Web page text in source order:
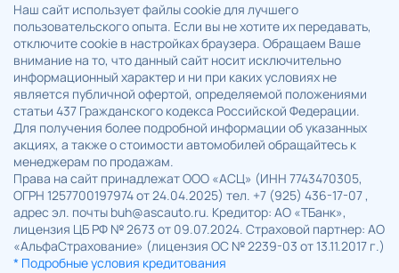
Наш сайт использует файлы cookie для лучшего
пользовательского опыта. Если вы не хотите их передавать,
отключите cookie в настройках браузера. Обращаем Ваше
внимание на то, что данный сайт носит исключительно
информационный характер и ни при каких условиях не
является публичной офертой, определяемой положениями
статьи 437 Гражданского кодекса Российской Федерации.
Для получения более подробной информации об указанных
акциях, а также о стоимости автомобилей обращайтесь к
менеджерам по продажам.
Права на сайт принадлежат ООО «АСЦ» (ИНН 7743470305,
ОГРН 1257700197974 от 24.04.2025) тел. +7 (925) 436-17-07 ,
адрес эл. почты buh@ascauto.ru. Кредитор: АО «ТБанк»,
лицензия ЦБ РФ № 2673 от 09.07.2024. Страховой партнер: АО
«АльфаСтрахование» (лицензия ОС № 2239-03 от 13.11.2017 г.)
* Подробные условия кредитования